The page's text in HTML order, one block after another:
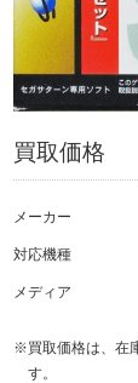
買取価格
メーカー
対応機種
メディア
※買取価格は、在
す。